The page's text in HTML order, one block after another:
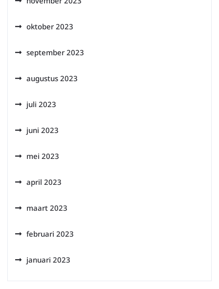
oktober 2023
september 2023
augustus 2023
juli 2023
juni 2023
mei 2023
april 2023
maart 2023
februari 2023
januari 2023